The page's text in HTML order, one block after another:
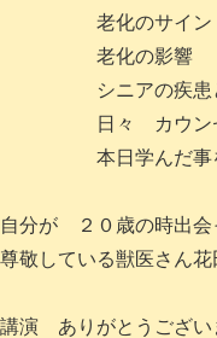
老化のサイ
老化の影響
シニアの疾患と栄
日々 カウンセリ
本日学んだ事を伝
自分が ２０歳の時出会
尊敬している獣医さん花
講演 ありがとうござい